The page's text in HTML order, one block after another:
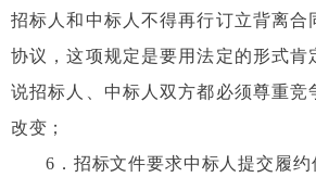
招标人和中标人不得再行订立背离合
协议，这项规定是要用法定的形式肯
说招标人、中标人双方都必须尊重竞
改变；
6 ．招标文件要求中标人提交履